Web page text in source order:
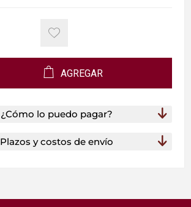
AGREGAR
¿Cómo lo puedo pagar?
Plazos y costos de envío